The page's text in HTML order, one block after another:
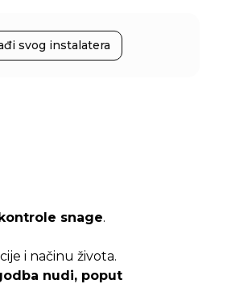
svog instalatera
snage.
i načinu života.
nudi, poput